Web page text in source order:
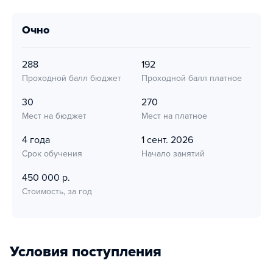
очно
288
Проходной балл бюджет
192
Проходной балл платное
30
Мест на бюджет
270
Мест на платное
4 года
Срок обучения
1 сент. 2026
Начало занятий
450 000 р.
Стоимость, за год
Условия поступления